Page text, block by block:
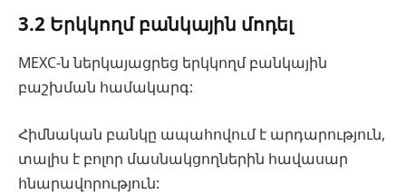
3.2 Երկկողմ բանկային մոդել
MEXC-ն ներկայացրեց երկկողմ բանկային
բաշխման համակարգ:
Հիմնական բանկը ապահովում է արդարություն,
տալիս է բոլոր մասնակցողներին հավասար
հնարավորություն: